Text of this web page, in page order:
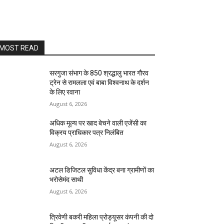
READ
सरगुजा संभाग के 850 श्रद्धालु भारत गौरव
ट्रेन से रामलला एवं बाबा विश्वनाथ के दर्शन
के लिए रवाना
August 6, 2026
अधिक मूल्य पर खाद बेचने वाली एजेंसी का
विक्रय प्राधिकार पत्र निलंबित
August 6, 2026
अटल डिजिटल सुविधा केंद्र बना ग्रामीणों का
भरोसेमंद साथी
August 6, 2026
त्रिवेणी बकरी महिला प्रोड्यूसर कंपनी की दो